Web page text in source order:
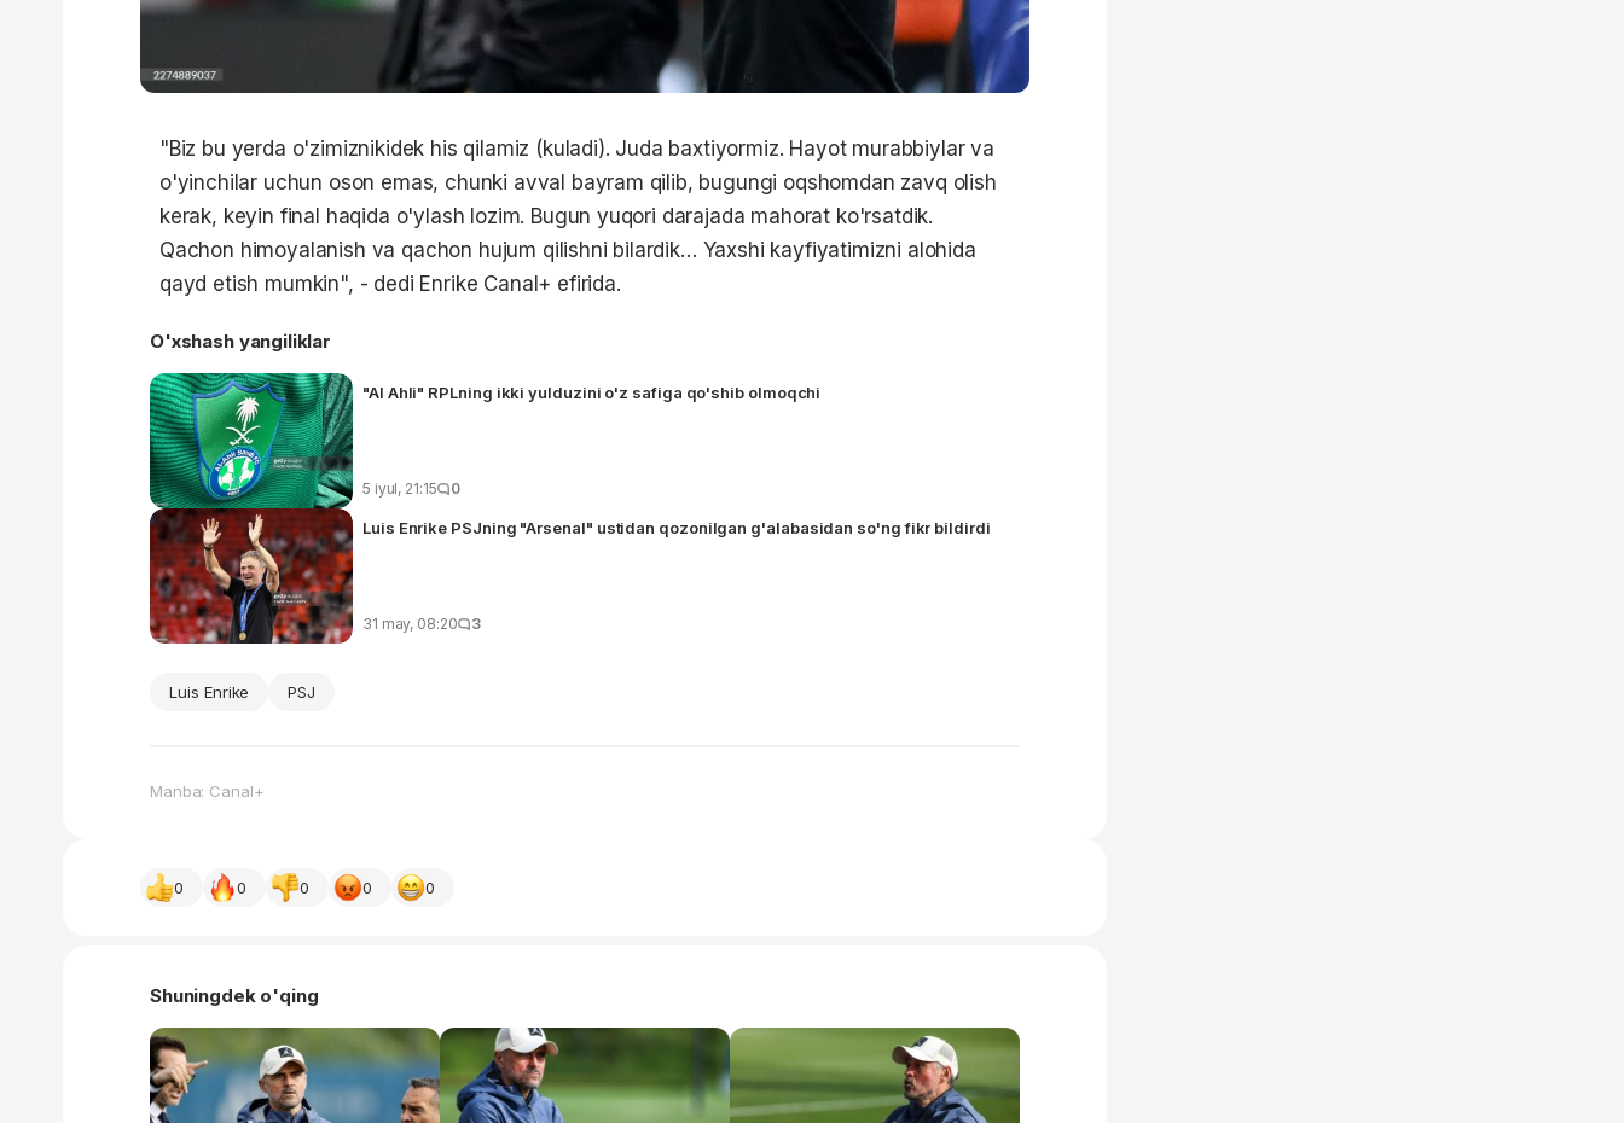
"Biz bu yerda o'zimiznikidek his qilamiz (kuladi). Juda baxtiyormiz. Hayot murabbiylar va
o'yinchilar uchun oson emas, chunki avval bayram qilib, bugungi oqshomdan zavq olish
kerak, keyin final haqida o'ylash lozim. Bugun yuqori darajada mahorat ko'rsatdik.
Qachon himoyalanish va qachon hujum qilishni bilardik… Yaxshi kayfiyatimizni alohida
qayd etish mumkin", - dedi Enrike Canal+ efirida.
O'xshash yangiliklar
"Al Ahli" RPLning ikki yulduzini o'z safiga qo'shib olmoqchi
5 iyul, 21:15 0
Luis Enrike PSJning "Arsenal" ustidan qozonilgan g'alabasidan so'ng fikr bildirdi
31 may, 08:20 3
Luis Enrike PSJ
Manba: Canal+
0 0 0 0 0
Shuningdek o'qing